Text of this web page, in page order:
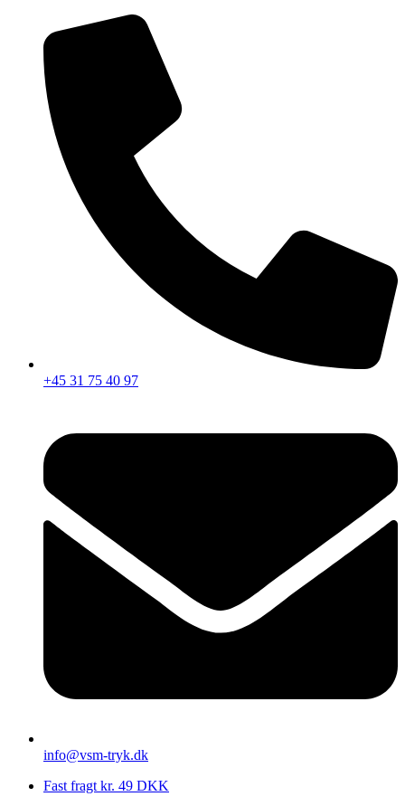
indhold
+45 31 75 40 97
info@vsm-tryk.dk
Fast fragt kr. 49 DKK